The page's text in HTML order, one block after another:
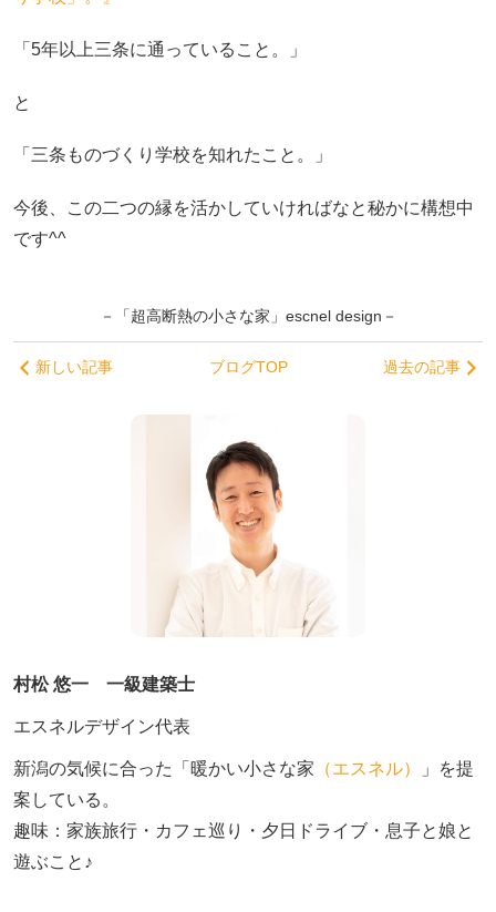
「5年以上三条に通っていること。」
と
「三条ものづくり学校を知れたこと。」
今後、この二つの縁を活かしていければなと秘かに構想中
です^^
－「超高断熱の小さな家」escnel design－
新しい記事 ブログTOP 過去の記事
村松 悠一 一級建築士
エスネルデザイン代表
新潟の気候に合った「暖かい小さな家 （エスネル）
」を提
案している。
趣味：家族旅行・カフェ巡り・夕日ドライブ・息子と娘と
遊ぶこと♪